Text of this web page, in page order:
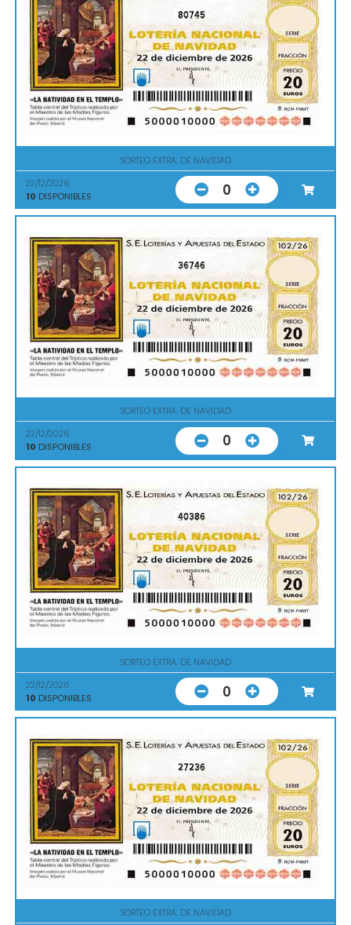
80745
SORTEO EXTRA. DE NAVIDAD
22/12/2026
10 DISPONIBLES 0
36746
SORTEO EXTRA. DE NAVIDAD
22/12/2026
10 DISPONIBLES 0
40386
SORTEO EXTRA. DE NAVIDAD
22/12/2026
10 DISPONIBLES 0
27236
SORTEO EXTRA. DE NAVIDAD